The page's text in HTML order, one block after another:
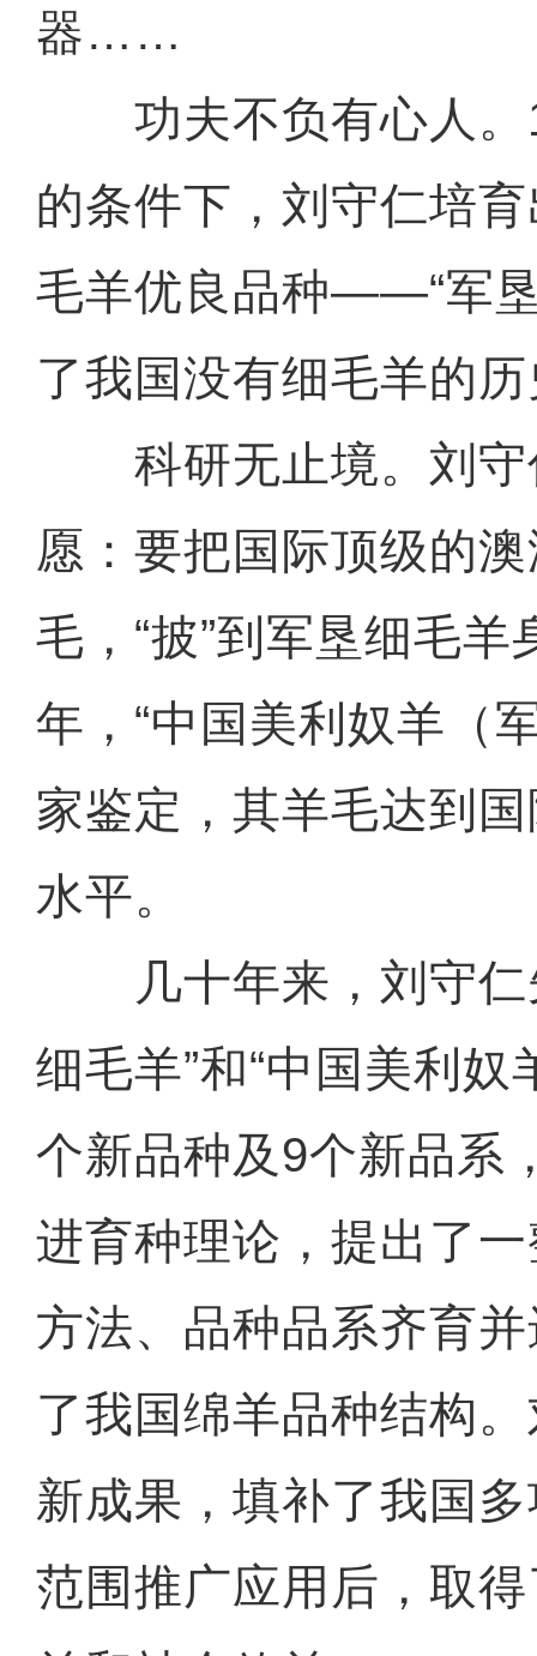
器……
功夫不负有心人。
的条件下，刘守仁培
毛羊优良品种——“军
了我国没有细毛羊的
科研无止境。刘守
愿：要把国际顶级的
毛，“披”到军垦细毛羊
年，“中国美利奴羊（
家鉴定，其羊毛达到
水平。
几十年来，刘守仁
细毛羊”和“中国美利奴
个新品种及9个新品系
进育种理论，提出了
方法、品种品系齐育
了我国绵羊品种结构
新成果，填补了我国
范围推广应用后，取